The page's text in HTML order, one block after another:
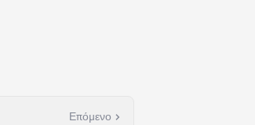
Επόμενο